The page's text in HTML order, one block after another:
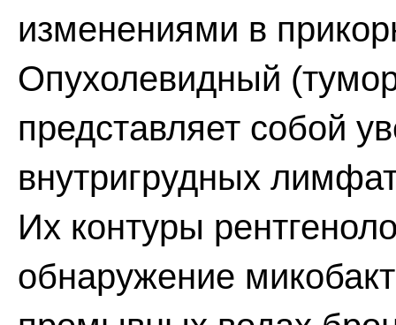
изменениями в
Опухолевидный
представляет собой
внутригрудных
Их контуры
обнаружение